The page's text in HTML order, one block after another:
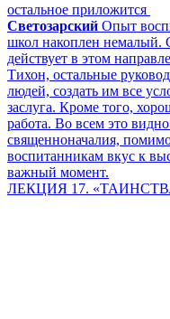
остальное приложится
Светозарский Опыт
школ накоплен немалый.
действует в этом
Тихон, остальные
людей, создать им все
заслуга. Кроме того,
работа. Во всем это
священноначалия,
воспитанникам вкус к
важный момент.
ЛЕКЦИЯ 17.